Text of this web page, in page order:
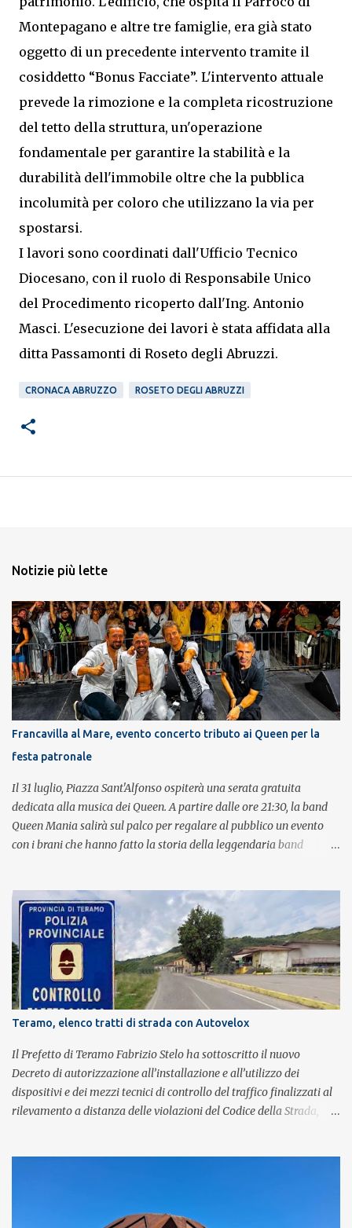
Montepagano e altre tre famiglie, era già stato
oggetto di un precedente intervento tramite il
cosiddetto “Bonus Facciate”. L'intervento attuale
prevede la rimozione e la completa ricostruzione
del tetto della struttura, un'operazione
fondamentale per garantire la stabilità e la
durabilità dell'immobile oltre che la pubblica
incolumità per coloro che utilizzano la via per
spostarsi.
I lavori sono coordinati dall'Ufficio Tecnico
Diocesano, con il ruolo di Responsabile Unico
del Procedimento ricoperto dall'Ing. Antonio
Masci. L'esecuzione dei lavori è stata affidata alla
ditta Passamonti di Roseto degli Abruzzi.
CRONACA ABRUZZO ROSETO DEGLI ABRUZZI
Notizie più lette
Francavilla al Mare, evento concerto tributo ai Queen per la
festa patronale
Il 31 luglio, Piazza Sant'Alfonso ospiterà una serata gratuita
dedicata alla musica dei Queen. A partire dalle ore 21:30, la band
Queen Mania salirà sul palco per regalare al pubblico un evento
con i brani che hanno fatto la storia della leggendaria band
con grande successo la passione e l'energia del celebre gruppo. Lo
spettacolo si inserisce nell'ambito dei festeggiamenti in onore di
Sant'Alfonso, il santo patrono della città. La formazione sul palco è
composta da Simone Fortuna alla batteria e voce, Fabrizio
Palermo al basso e voce, Tiziano Giampieri alla chitarra e voce, e
Salvo Vinci alla voce. Salvo Vinci è la voce scelta direttamente da
Brian May e Roger Taylor per il musical We Will Rock You.
Teramo, elenco tratti di strada con Autovelox
Il Prefetto di Teramo Fabrizio Stelo ha sottoscritto il nuovo
Decreto di autorizzazione all’installazione e all’utilizzo dei
dispositivi e dei mezzi tecnici di controllo del traffico finalizzati al
rilevamento a distanza delle violazioni del Codice della Strada,
del C.d.S., in particolare del superamento dei limiti di velocità. Il